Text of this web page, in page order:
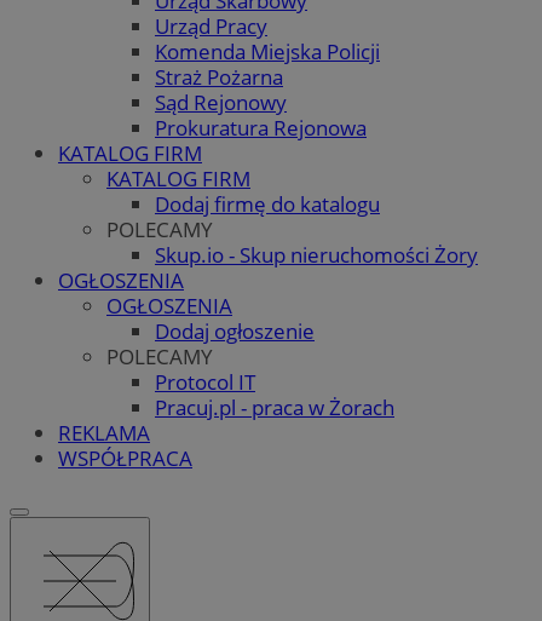
Urząd Pracy
Komenda Miejska Policji
Straż Pożarna
Sąd Rejonowy
Prokuratura Rejonowa
KATALOG FIRM
KATALOG FIRM
Dodaj firmę do katalogu
POLECAMY
Skup.io - Skup nieruchomości Żory
OGŁOSZENIA
OGŁOSZENIA
Dodaj ogłoszenie
POLECAMY
Protocol IT
Pracuj.pl - praca w Żorach
REKLAMA
WSPÓŁPRACA